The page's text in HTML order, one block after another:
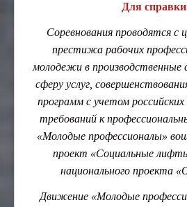
Для
Соревнования проводятся с
престижа рабочих
молодежи в производственные
сферу услуг,
программ с учетом
требований к
«Молодые профессионалы»
проект «Социальные
национального проекта
Движение «Молодые